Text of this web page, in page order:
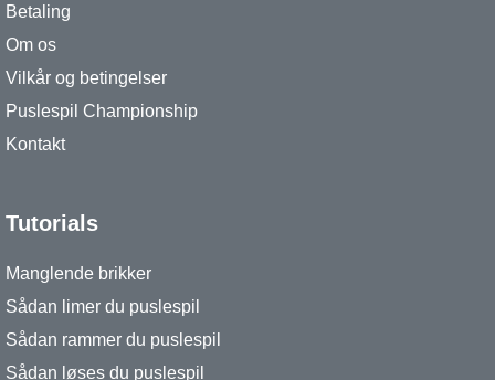
Betaling
Om os
Vilkår og betingelser
Puslespil Championship
Kontakt
Tutorials
Manglende brikker
Sådan limer du puslespil
Sådan rammer du puslespil
Sådan løses du puslespil